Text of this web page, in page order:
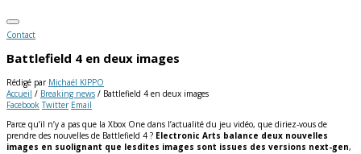
Contact
Battlefield 4 en deux images
Rédigé par Michaël KIPPO
Accueil / Breaking news / Battlefield 4 en deux images
Facebook Twitter Email
Parce qu’il n’y a pas que la Xbox One dans l’actualité du jeu vidéo, que diriez-vous de
prendre des nouvelles de Battlefield 4 ? Electronic Arts balance deux nouvelles
images en suolignant que lesdites images sont issues des versions next-gen,